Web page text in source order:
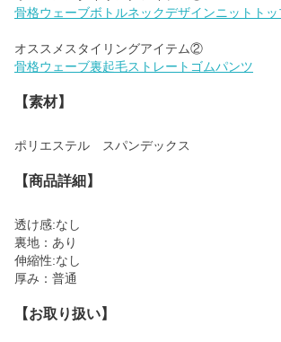
骨格ウェーブボトルネックデザインニットトッ
骨格ウェーブ裏起毛ストレートゴムパンツ
【素材】
ポリエステル スパンデックス
【商品詳細】
透け感:なし
裏地：あり
伸縮性:なし
厚み：普通
【お取り扱い】